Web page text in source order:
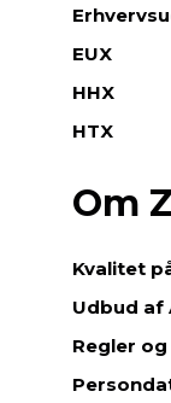
EUX
HHX
HTX
Om
Kvalitet
Udbud af
Regler